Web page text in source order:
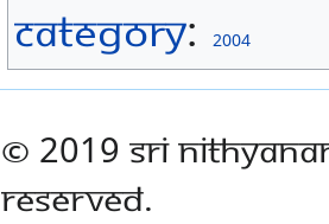
Category: 2004
© 2019 Sri
Reserved.